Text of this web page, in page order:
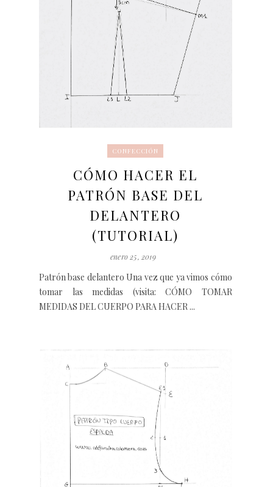
CONFECCIÓN
CÓMO HACER EL
PATRÓN BASE DEL
DELANTERO
(TUTORIAL)
enero 25, 2019
Patrón base delantero Una vez que ya vimos cómo
tomar las medidas (visita: CÓMO TOMAR
MEDIDAS DEL CUERPO PARA HACER ...